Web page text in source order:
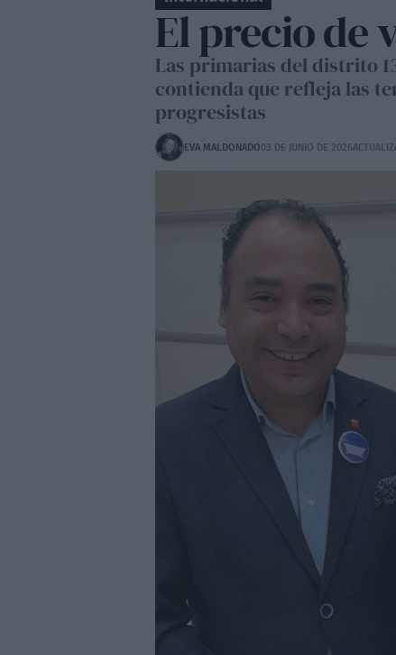
El precio de
Las primarias del distrito
contienda que refleja las
progresistas
EVA MALDONADO03 DE JUNIO DE 2026